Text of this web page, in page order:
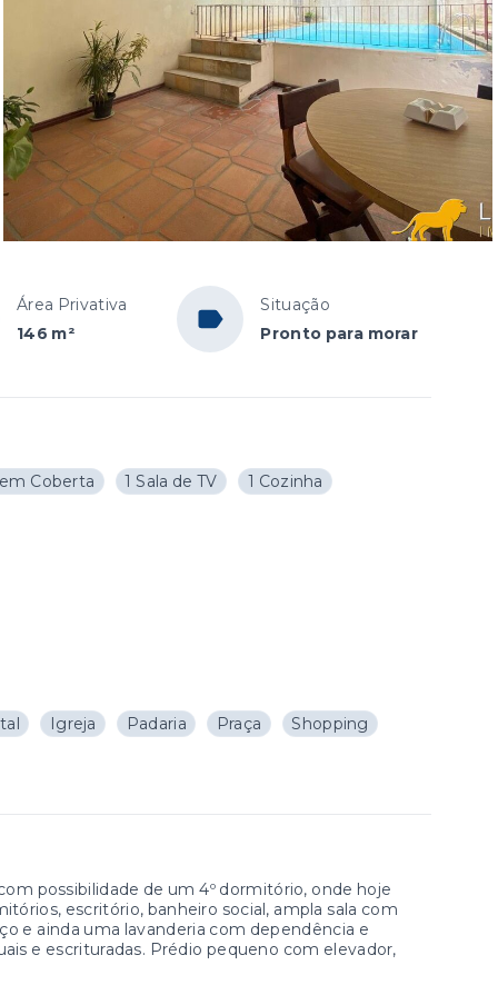
Área Privativa
146 m²
Situação
Pronto para morar
Coberta 1 Sala de TV
1 Cozinha
Igreja Padaria Praça
Shopping
possibilidade de um 4º dormitório, onde hoje
escritório, banheiro social, ampla sala com
e ainda uma lavanderia com dependência e
e escrituradas. Prédio pequeno com elevador,